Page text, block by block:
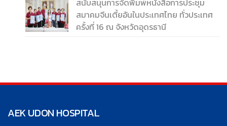
สมาคมจีนเตี้ยอันในประเทศไทย ทั่วประเทศ
ครั้งที่ 16 ณ จังหวัดอุดรธานี
AEK UDON HOSPITAL